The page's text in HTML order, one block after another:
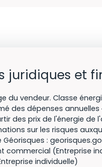
juridiques et
du vendeur. Classe
des dépenses
des prix de l'énergie de
sur les risques
:
commercial (Entreprise
individuelle)